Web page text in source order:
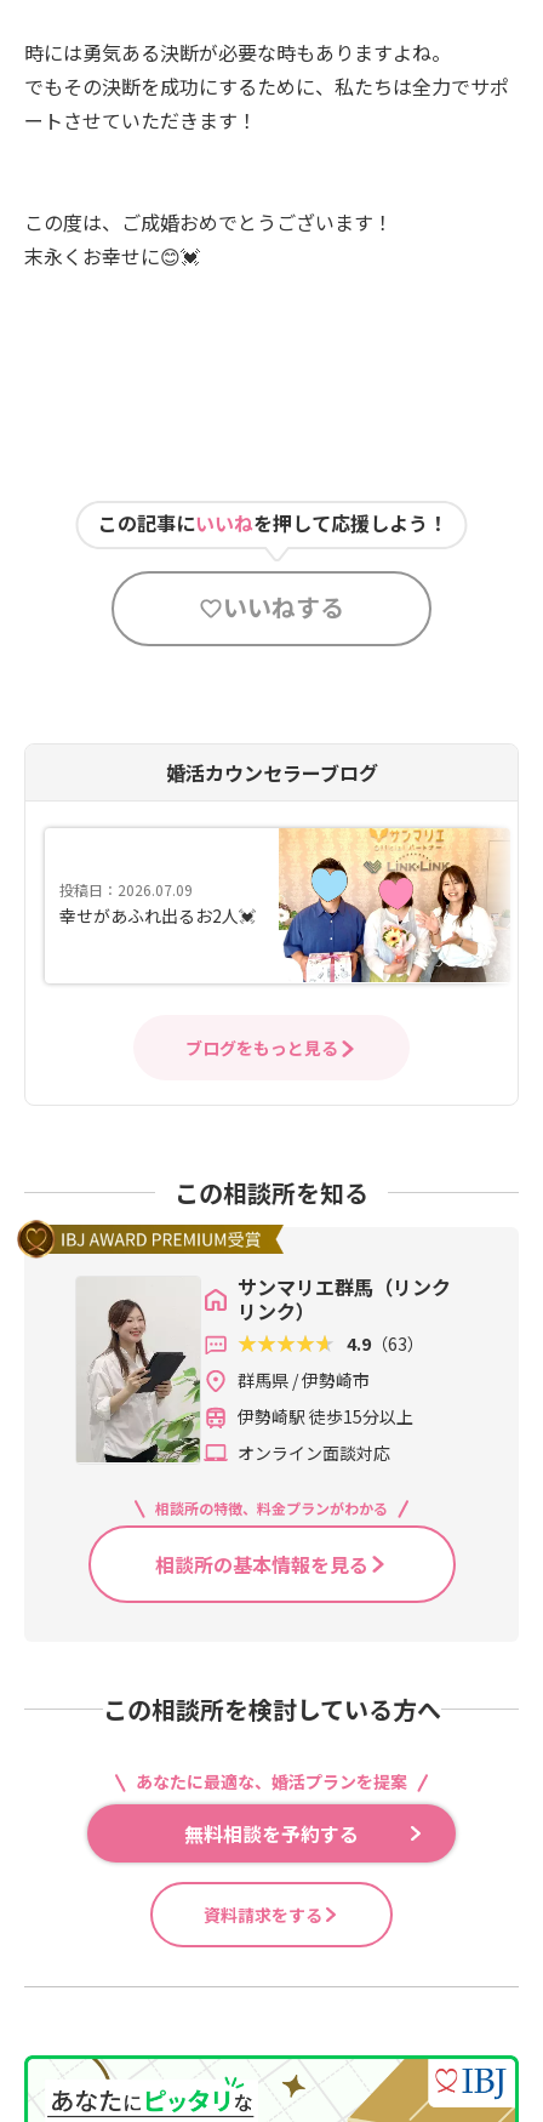
時には勇気ある決断が必要な時もありますよね。
でもその決断を成功にするために、私たちは全力でサポ
ートさせていただきます！
この度は、ご成婚おめでとうございます！
末永くお幸せに😊💓
この記事にいいねを押して応援しよう！
いいねする
婚活カウンセラーブログ
投稿日：2026.07.09
幸せがあふれ出るお2人💓
ブログをもっと見る
この相談所を知る
サンマリエ群馬（リンク
リンク）
4.9 （63）
群馬県 / 伊勢崎市
伊勢崎駅 徒歩15分以上
オンライン面談対応
相談所の特徴、料金プランがわかる
相談所の基本情報を見る
この相談所を検討している方へ
あなたに最適な、婚活プランを提案
無料相談を予約する
資料請求をする